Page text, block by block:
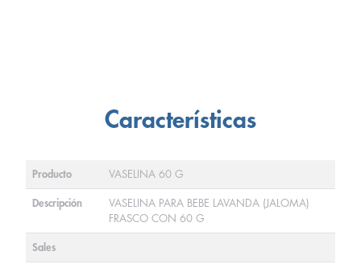
Características
Producto VASELINA 60 G
Descripción
VASELINA PARA BEBE LAVANDA (JALOMA)
FRASCO CON 60 G
Sales